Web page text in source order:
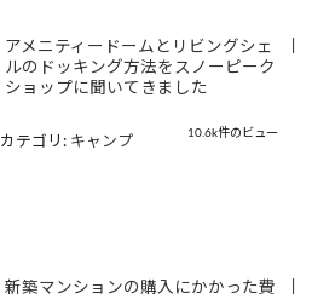
アメニティードームとリビングシェ
ルのドッキング方法をスノーピーク
ショップに聞いてきました
10.6k件のビュー
カテゴリ: キャンプ
新築マンションの購入にかかった費